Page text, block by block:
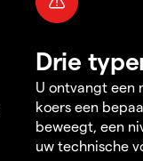
Drie
U ontvangt een
koers een
beweegt, een
uw technische